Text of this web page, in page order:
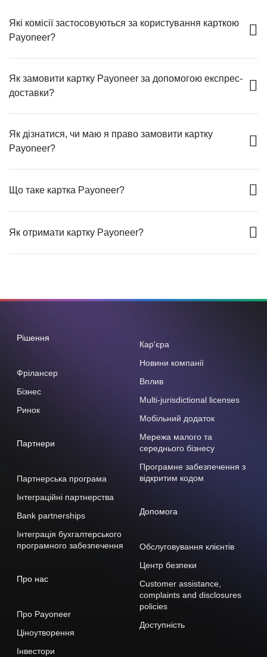
Які комісії застосовуються за користування карткою
Payoneer?
Як замовити картку Payoneer за допомогою експрес-
доставки?
Як дізнатися, чи маю я право замовити картку
Payoneer?
Що таке картка Payoneer?
Як отримати картку Payoneer?
Рішення
Фрілансер
Бізнес
Ринок
Партнери
Партнерська програма
Інтеграційні партнерства
Bank partnerships
Інтеграція бухгалтерського
програмного забезпечення
Про нас
Про Payoneer
Ціноутворення
Інвестори
Кар'єра
Новини компанії
Вплив
Multi-jurisdictional licenses
Мобільний додаток
Мережа малого та
середнього бізнесу
Програмне забезпечення з
відкритим кодом
Допомога
Обслуговування клієнтів
Центр безпеки
Customer assistance,
complaints and disclosures
policies
Доступність